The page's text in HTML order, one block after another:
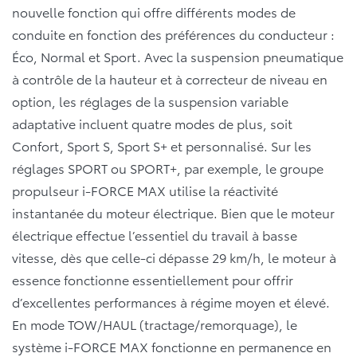
nouvelle fonction qui offre différents modes de
conduite en fonction des préférences du conducteur :
Éco, Normal et Sport. Avec la suspension pneumatique
à contrôle de la hauteur et à correcteur de niveau en
option, les réglages de la suspension variable
adaptative incluent quatre modes de plus, soit
Confort, Sport S, Sport S+ et personnalisé. Sur les
réglages SPORT ou SPORT+, par exemple, le groupe
propulseur i-FORCE MAX utilise la réactivité
instantanée du moteur électrique. Bien que le moteur
électrique effectue l’essentiel du travail à basse
vitesse, dès que celle-ci dépasse 29 km/h, le moteur à
essence fonctionne essentiellement pour offrir
d’excellentes performances à régime moyen et élevé.
En mode TOW/HAUL (tractage/remorquage), le
système i-FORCE MAX fonctionne en permanence en